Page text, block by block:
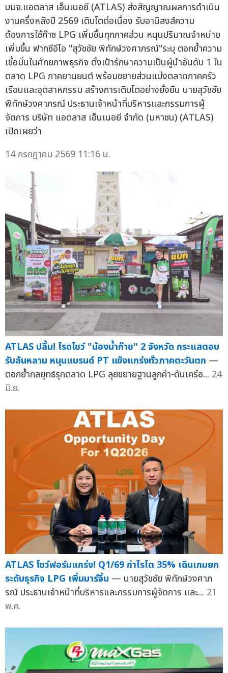
บมจ.แอตลาส เอ็นเนอยี (ATLAS) ส่งสัญญาณผลการดำเนิน
งานครึ่งหลังปี 2569 เติบโตต่อเนื่อง รับอานิสงส์ความ
ต้องการใช้ก๊าซ LPG เพิ่มขึ้นทุกภาคส่วน หนุนปริมาณจำหน่าย
เพิ่มขึ้น ฟากซีอีโอ "สุวัชชัย พิทักษ์วงศาภรณ์"ระบุ ตอกย้ำความ
เชื่อมั่นในศักยภาพธุรกิจ ตั้งเป้ารักษาความเป็นผู้นำอันดับ 1 ใน
ตลาด LPG ภาคยานยนต์ พร้อมขยายส่วนแบ่งตลาดภาคครัว
เรือนและอุตสาหกรรม สร้างการเติบโตอย่างยั่งยืน นายสุวัชชัย
พิทักษ์วงศาภรณ์ ประธานเจ้าหน้าที่บริหารและกรรมการผู้
จัดการ บริษัท แอตลาส เอ็นเนอยี จำกัด (มหาชน) (ATLAS)
เปิดเผยว่า
14 กรกฎาคม 2569 11:16 น.
ATLAS ปลื้ม! โรดโชว์ "น้องน้ำก๊าซ" 2 จังหวัด กระแสตอบ
รับล้นหลาม หนุนแบรนด์ PT แข็งแกร่งทั่วภาคตะวันตก —
ตอกย้ำกลยุทธ์รุกตลาด LPG ลุยขยายฐานลูกค้า-ดันเครือ... 24
มิ.ย.
ATLAS โชว์ฟอร์มแกร่ง! Q1/69 กำไรโต 35% เดินเกมยก
ระดับธุรกิจ LPG เพิ่มมาร์จิ้น — นายสุวัชชัย พิทักษ์วงศาภ
รณ์ ประธานเจ้าหน้าที่บริหารและกรรมการผู้จัดการ และ... 21
พ.ค.